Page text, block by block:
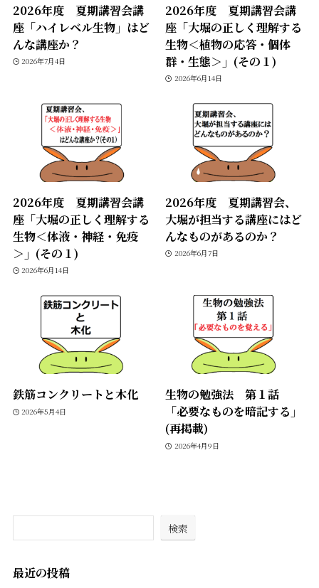
2026年度 夏期講習会講
座「ハイレベル生物」はど
んな講座か？
2026年7月4日
2026年度 夏期講習会講
座「大堀の正しく理解する
生物＜植物の応答・個体
群・生態＞」(その１)
2026年6月14日
2026年度 夏期講習会講
座「大堀の正しく理解する
生物＜体液・神経・免疫
＞」(その１)
2026年6月14日
2026年度 夏期講習会、
大堀が担当する講座にはど
んなものがあるのか？
2026年6月7日
鉄筋コンクリートと木化
2026年5月4日
生物の勉強法 第１話
「必要なものを暗記する」
(再掲載)
2026年4月9日
検索
最近の投稿